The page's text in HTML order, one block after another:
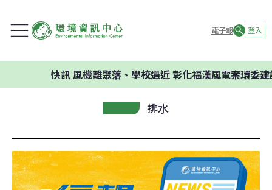
電子報 登入
風機離聚落、學校過近 彰化福漢風電案環委建議不應
排水